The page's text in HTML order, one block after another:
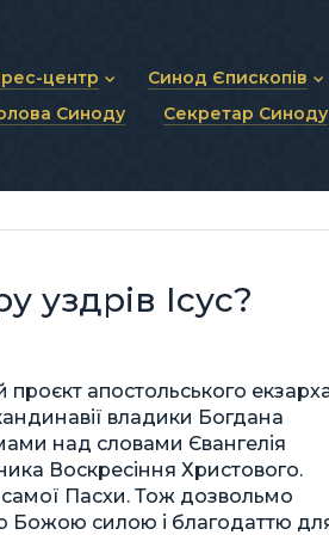
центр
та анонси
Синод Єпископів
Статут Синоду
Синодальні органи
Синоду Секретар Синоду
уздрів Ісус?
апостольського
владики Богдана
над словами Євангелія
Воскресіння Христового.
самої Пасхи. Тож дозвольмо
Божою силою і благодаттю